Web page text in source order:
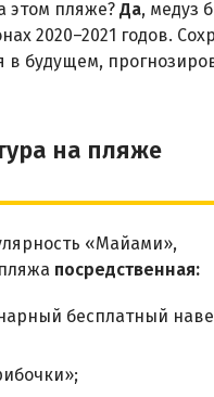
этом пляже? Да, медуз
2020–2021 годов.
в будущем,
на пляже
«Майами»,
пляжа посредственная:
бесплатный